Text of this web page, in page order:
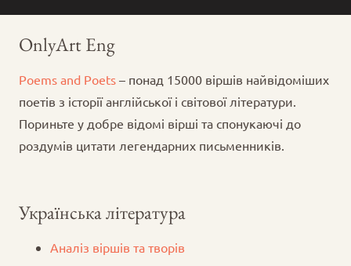
OnlyArt Eng
Poems and Poets – понад 15000 віршів найвідоміших
поетів з історії англійської і світової літератури.
Пориньте у добре відомі вірші та спонукаючі до
роздумів цитати легендарних письменників.
Українська література
Аналіз віршів та творів